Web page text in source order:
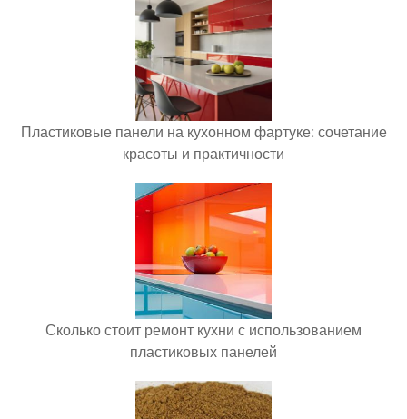
Пластиковые панели на кухонном фартуке: сочетание
красоты и практичности
Сколько стоит ремонт кухни с использованием
пластиковых панелей